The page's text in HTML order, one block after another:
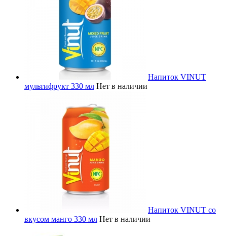
Напиток VINUT
мультифрукт 330 мл Нет в наличии
Напиток VINUT со
вкусом манго 330 мл Нет в наличии